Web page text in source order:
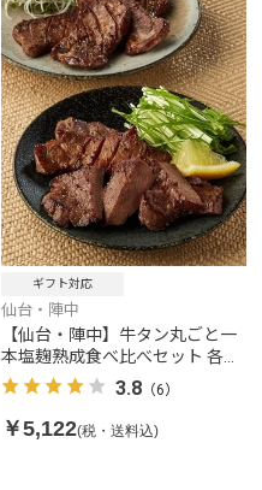
ギフト対応
仙台・陣中
【仙台・陣中】牛タン丸ごと一
本塩麹熟成食べ比べセット 各
120g
3.8（6）
￥5,122(税・送料込)